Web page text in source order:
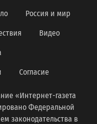
Россия и мир
Видео
Согласие
«Интернет-газета
Федеральной
законодательства в